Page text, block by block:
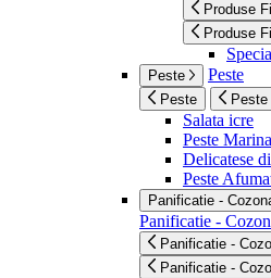
Produse
Produse
Peste Peste
Peste Peste
Salata icre
Peste
Delicatese
Peste
Panificatie -
Panificatie -
Panificatie -
Panificatie -